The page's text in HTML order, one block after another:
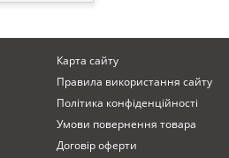
Карта сайту
Правила використання сайту
Політика конфіденційності
Умови повернення товарa
Договір оферти